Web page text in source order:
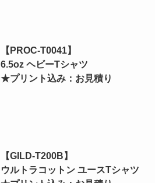
【PROC-T0041】
6.5oz ヘビーTシャツ
★プリント込み：お見積り
【GILD-T200B】
ウルトラコットン ユースTシャツ